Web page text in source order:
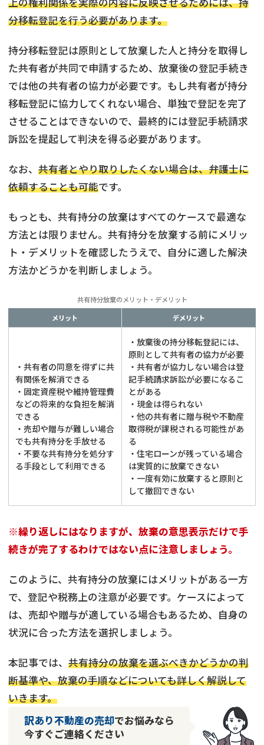
アンケート調査
分移転登記を行う必要があります。
持分移転登記は原則として放棄した人と持分を取得し
た共有者が共同で申請するため、放棄後の登記手続き
では他の共有者の協力が必要です。もし共有者が持分
移転登記に協力してくれない場合、単独で登記を完了
させることはできないので、最終的には登記手続請求
訴訟を提起して判決を得る必要があります。
なお、 共有者とやり取りしたくない場合は、弁護士に
依頼することも可能です。
もっとも、共有持分の放棄はすべてのケースで最適な
方法とは限りません。共有持分を放棄する前にメリッ
ト・デメリットを確認したうえで、自分に適した解決
方法かどうかを判断しましょう。
共有持分放棄のメリット・デメリット
メリット
デメリット
・共有者の同意を得ずに共
有関係を解消できる
・固定資産税や維持管理費
などの将来的な負担を解消
できる
・売却や贈与が難しい場合
でも共有持分を手放せる
・不要な共有持分を処分す
る手段として利用できる
・放棄後の持分移転登記には、
原則として共有者の協力が必要
・共有者が協力しない場合は登
記手続請求訴訟が必要になるこ
とがある
・現金は得られない
・他の共有者に贈与税や不動産
取得税が課税される可能性があ
る
・住宅ローンが残っている場合
は実質的に放棄できない
・一度有効に放棄すると原則と
して撤回できない
※繰り返しにはなりますが、放棄の意思表示だけで手
続きが完了するわけではない点に注意しましょう。
このように、共有持分の放棄にはメリットがある一方
で、登記や税務上の注意が必要です。ケースによって
は、売却や贈与が適している場合もあるため、自身の
状況に合った方法を選択しましょう。
本記事では、 共有持分の放棄を選ぶべきかどうかの判
断基準や、放棄の手順などについても詳しく解説して
いきます。
訳あり不動産の売却でお悩みなら
今すぐご連絡ください